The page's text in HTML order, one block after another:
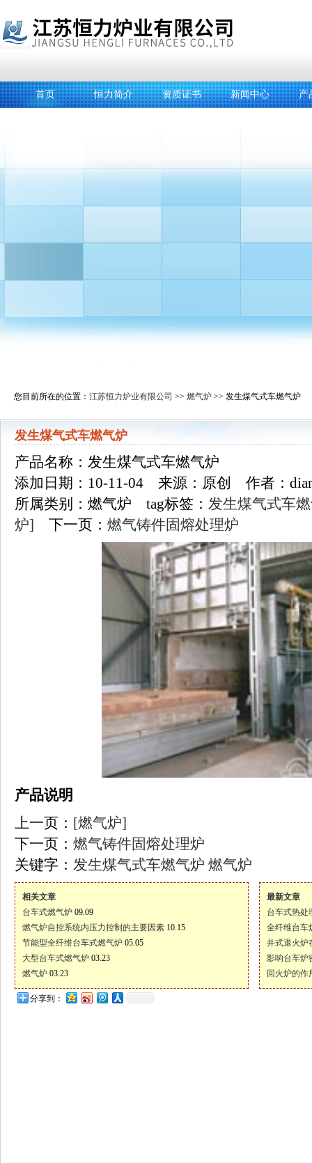
首页 恒力简介 资质证书 新闻中心 产
您目前所在的位置： 江苏恒力炉业有限公司 >> 燃气炉 >> 发生煤气式车燃气炉
发生煤气式车燃气炉
产品名称：发生煤气式车燃气炉
添加日期：10-11-04 来源：原创 作者：
所属类别：燃气炉 tag标签： 发生煤气式车
炉] 下一页： 燃气铸件固熔处理炉
产品说明
上一页： [燃气炉]
下一页： 燃气铸件固熔处理炉
关键字： 发生煤气式车燃气炉 燃气炉
相关文章
台车式燃气炉 09.09
燃气炉自控系统内压力控制的主要因素 10.15
节能型全纤维台车式燃气炉 05.05
大型台车式燃气炉 03.23
燃气炉 03.23
最新文章
台车式热处
全纤维台车
井式退火炉
影响台车炉
回火炉的作
分享到：